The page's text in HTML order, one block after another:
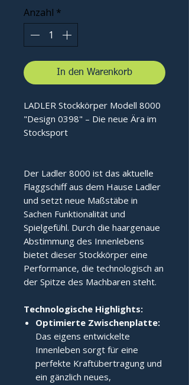
Anzahl *
In den Warenkorb
LADLER Stockkörper Modell 8000
"Design 0398" – Die neue Ära im
Stocksport
Der Ladler 8000 ist das aktuelle
Flaggschiff aus dem Hause Ladler
und setzt neue Maßstäbe in
Sachen Funktionalität und
Spielgefühl. Durch die haargenaue
Abstimmung des Innenlebens
bietet dieser Stockkörper eine
Performance, die technologisch an
der Spitze des Machbaren steht.
Technologische Highlights:
Optimierte Zwischenplatte:
Das eigens entwickelte
Innenleben sorgt für eine
perfekte Kraftübertragung und
ein gänzlich neues,